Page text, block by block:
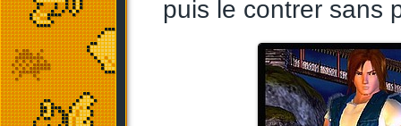
puis le contrer sans